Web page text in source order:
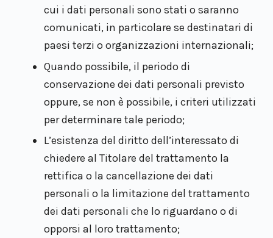
cui i dati personali sono stati o saranno
comunicati, in particolare se destinatari di
paesi terzi o organizzazioni internazionali;
Quando possibile, il periodo di
conservazione dei dati personali previsto
oppure, se non è possibile, i criteri utilizzati
per determinare tale periodo;
L’esistenza del diritto dell’interessato di
chiedere al Titolare del trattamento la
rettifica o la cancellazione dei dati
personali o la limitazione del trattamento
dei dati personali che lo riguardano o di
opporsi al loro trattamento;